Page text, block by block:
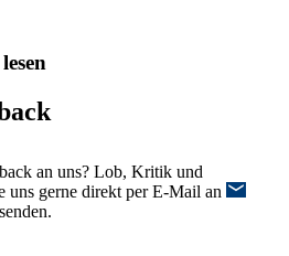
an uns? Lob, Kritik und
uns gerne direkt per E-Mail an
senden.